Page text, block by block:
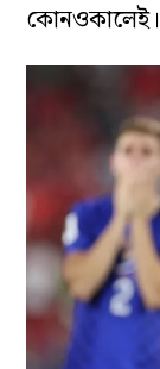
কোনওকালেই।